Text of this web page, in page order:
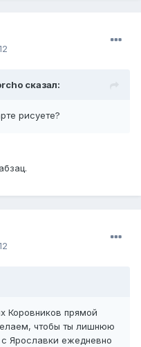
сказал:
рисуете?
Коровников прямой
чтобы ты лишнюю
Ярославки ежедневно